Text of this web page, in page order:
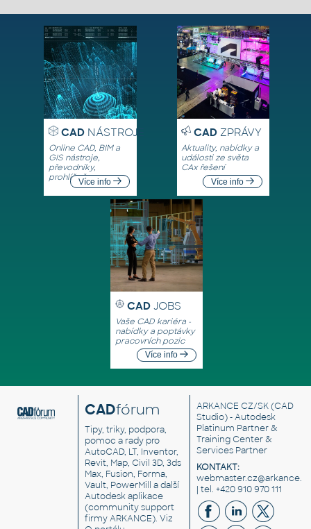
CADNÁSTROJE
Online CAD, BIM a
GIS nástroje,
převodníky,
prohlížečeVíce info
CADZPRÁVY
Aktuality, nabídky a
události ze světa
CAx řešení
Více info
CAD JOBS
Vaše CAD kariéra -
nabídky a poptávky
pracovních pozic
Více info
CADfórum
Tipy, triky, podpora,
pomoc a rady pro
AutoCAD, LT, Inventor,
Revit, Map, Civil 3D, 3ds
Max, Fusion, Forma,
Vault, PowerMill a další
Autodesk aplikace
(community support
firmy ARKANCE). Viz
ARKANCE CZ/SK(CAD
Studio) - Autodesk
Platinum Partner &
Training Center &
Services Partner
KONTAKT:
| tel. +420 910 970 111